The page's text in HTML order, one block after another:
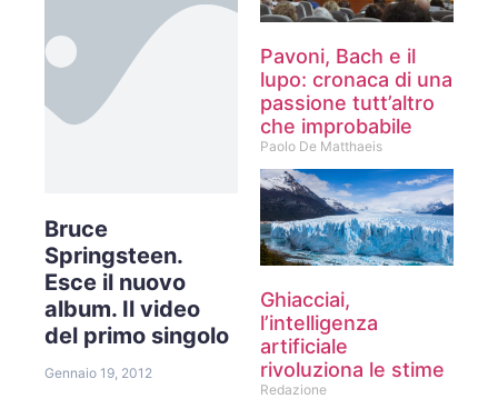
Bruce
Springsteen.
Esce il nuovo
album. Il video
del primo singolo
Gennaio 19, 2012
Pavoni, Bach e il
lupo: cronaca di una
passione tutt’altro
che improbabile
Paolo De Matthaeis
Ghiacciai,
l’intelligenza
artificiale
rivoluziona le stime
Redazione